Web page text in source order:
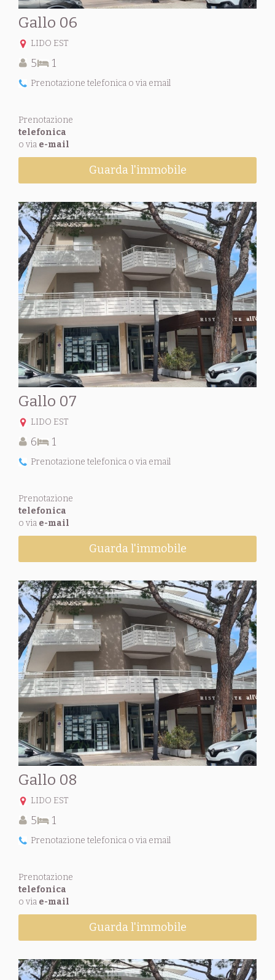
Gallo 06
LIDO EST
5 1
Prenotazione telefonica o via email
Prenotazione
telefonica
o via e-mail
Guarda l'immobile
Gallo 07
LIDO EST
6 1
Prenotazione telefonica o via email
Prenotazione
telefonica
o via e-mail
Guarda l'immobile
Gallo 08
LIDO EST
5 1
Prenotazione telefonica o via email
Prenotazione
telefonica
o via e-mail
Guarda l'immobile